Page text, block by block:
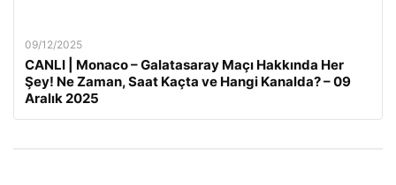
09/12/2025
CANLI | Monaco – Galatasaray Maçı Hakkında Her
Şey! Ne Zaman, Saat Kaçta ve Hangi Kanalda? – 09
Aralık 2025